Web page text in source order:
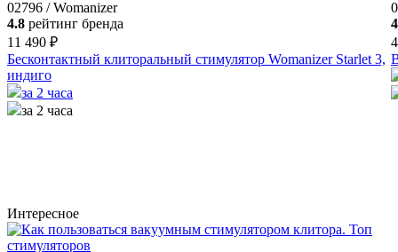
02796 / Womanizer
4.8 рейтинг бренда
11 490 ₽
Бесконтактный клиторальный стимулятор Womanizer Starlet 3,
индиго
за 2 часа
за 2 часа
Интересное